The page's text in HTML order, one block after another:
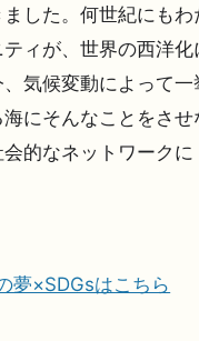
した。何世紀にもわ
ィが、世界の西洋化
気候変動によって
にそんなことをさせ
的なネットワークに
夢×SDGsはこちら